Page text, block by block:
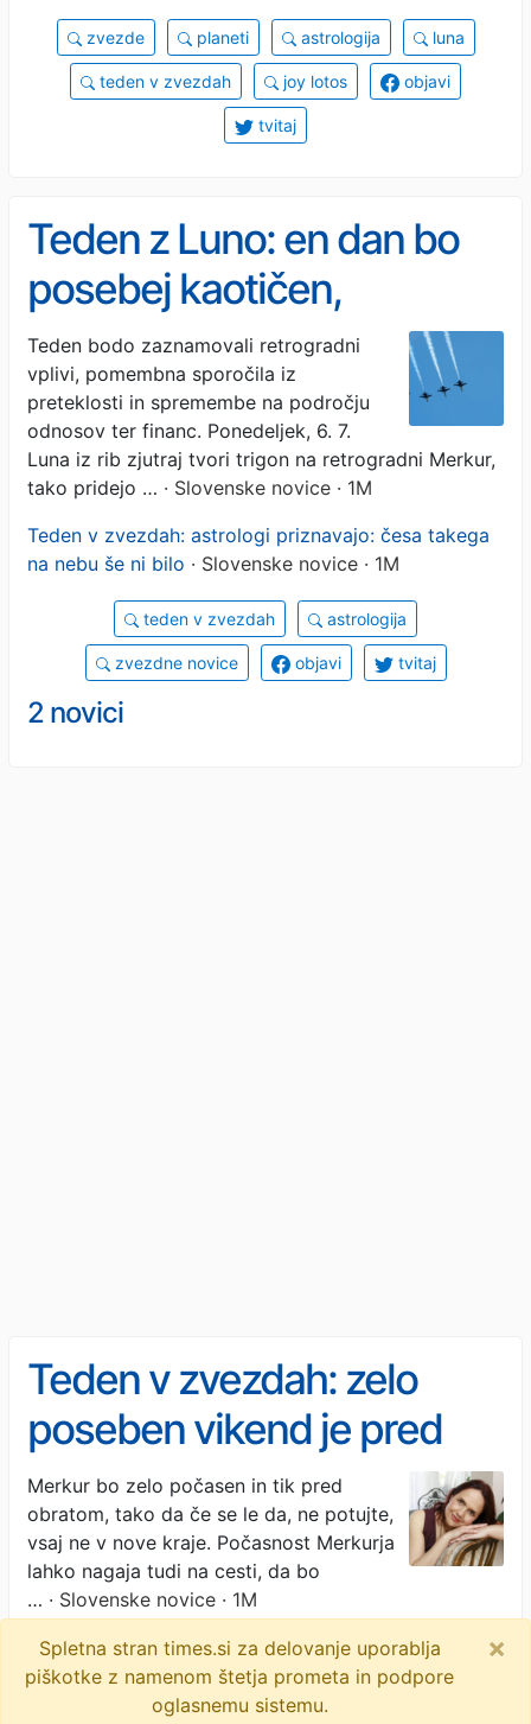
zvezde planeti astrologija luna
teden v zvezdah joy lotos objavi
tvitaj
Teden z Luno: en dan bo
posebej kaotičen,
preverite, kdaj astrologi
svetujejo največ
previdnosti
Teden bodo zaznamovali retrogradni
vplivi, pomembna sporočila iz
preteklosti in spremembe na področju
odnosov ter financ. Ponedeljek, 6. 7.
Luna iz rib zjutraj tvori trigon na retrogradni Merkur,
tako pridejo … · Slovenske novice · 1M
Teden v zvezdah: astrologi priznavajo: česa takega
na nebu še ni bilo · Slovenske novice · 1M
teden v zvezdah astrologija
zvezdne novice objavi tvitaj
2 novici
Teden v zvezdah: zelo
poseben vikend je pred
nami
Merkur bo zelo počasen in tik pred
obratom, tako da če se le da, ne potujte,
vsaj ne v nove kraje. Počasnost Merkurja
lahko nagaja tudi na cesti, da bo
… · Slovenske novice · 1M
teden v zvezdah joy lotos astro napoved
objavi tvitaj
Spletna stran times.si za delovanje uporablja
piškotke z namenom štetja prometa in podpore
oglasnemu sistemu.
×